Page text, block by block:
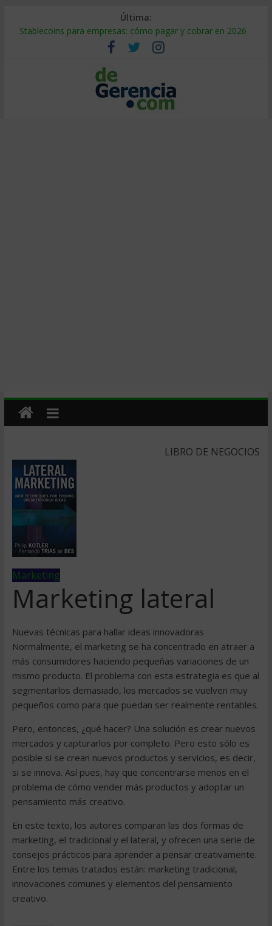
Última:
Stablecoins para empresas: cómo pagar y cobrar en 2026
Despido silencioso: qué es y por qué sale tan caro
IA en selección de personal: cómo auditarla a tiempo
Trabajo forzoso en la cadena de suministro: qué hacer
Mercado hispano de EE. UU.: cómo segmentarlo y venderle
LIBRO DE NEGOCIOS
Marketing
Marketing lateral
Nuevas técnicas para hallar ideas innovadoras
Normalmente, el marketing se ha concentrado en atraer a
más consumidores haciendo pequeñas variaciones de un
mismo producto. El problema con esta estrategia es que al
segmentarlos demasiado, los mercados se vuelven muy
pequeños como para que puedan ser realmente rentables.
Pero, entonces, ¿qué hacer? Una solución es crear nuevos
mercados y capturarlos por completo. Pero esto sólo es
posible si se crean nuevos productos y servicios, es decir,
si se innova. Así pues, hay que concentrarse menos en el
problema de cómo vender más productos y adoptar un
pensamiento más creativo.
En este texto, los autores comparan las dos formas de
marketing, el tradicional y el lateral, y ofrecen una serie de
consejos prácticos para aprender a pensar creativamente.
Entre los temas tratados están: marketing tradicional,
innovaciones comunes y elementos del pensamiento
creativo.